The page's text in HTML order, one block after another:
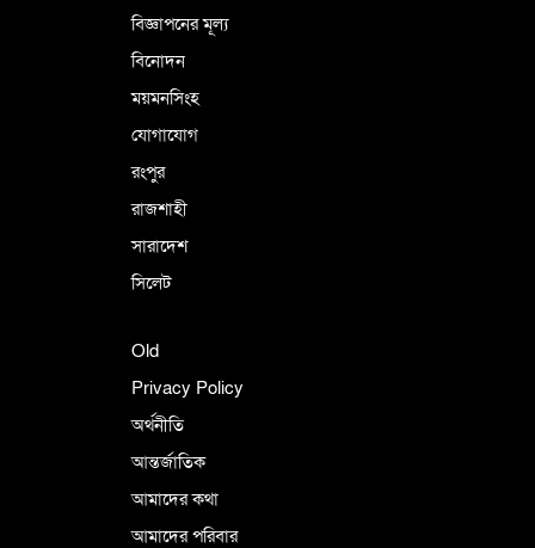
বিজ্ঞাপনের মূল্য
বিনোদন
ময়মনসিংহ
যোগাযোগ
রংপুর
রাজশাহী
সারাদেশ
সিলেট
Old
Privacy Policy
অর্থনীতি
আন্তর্জাতিক
আমাদের কথা
আমাদের পরিবার